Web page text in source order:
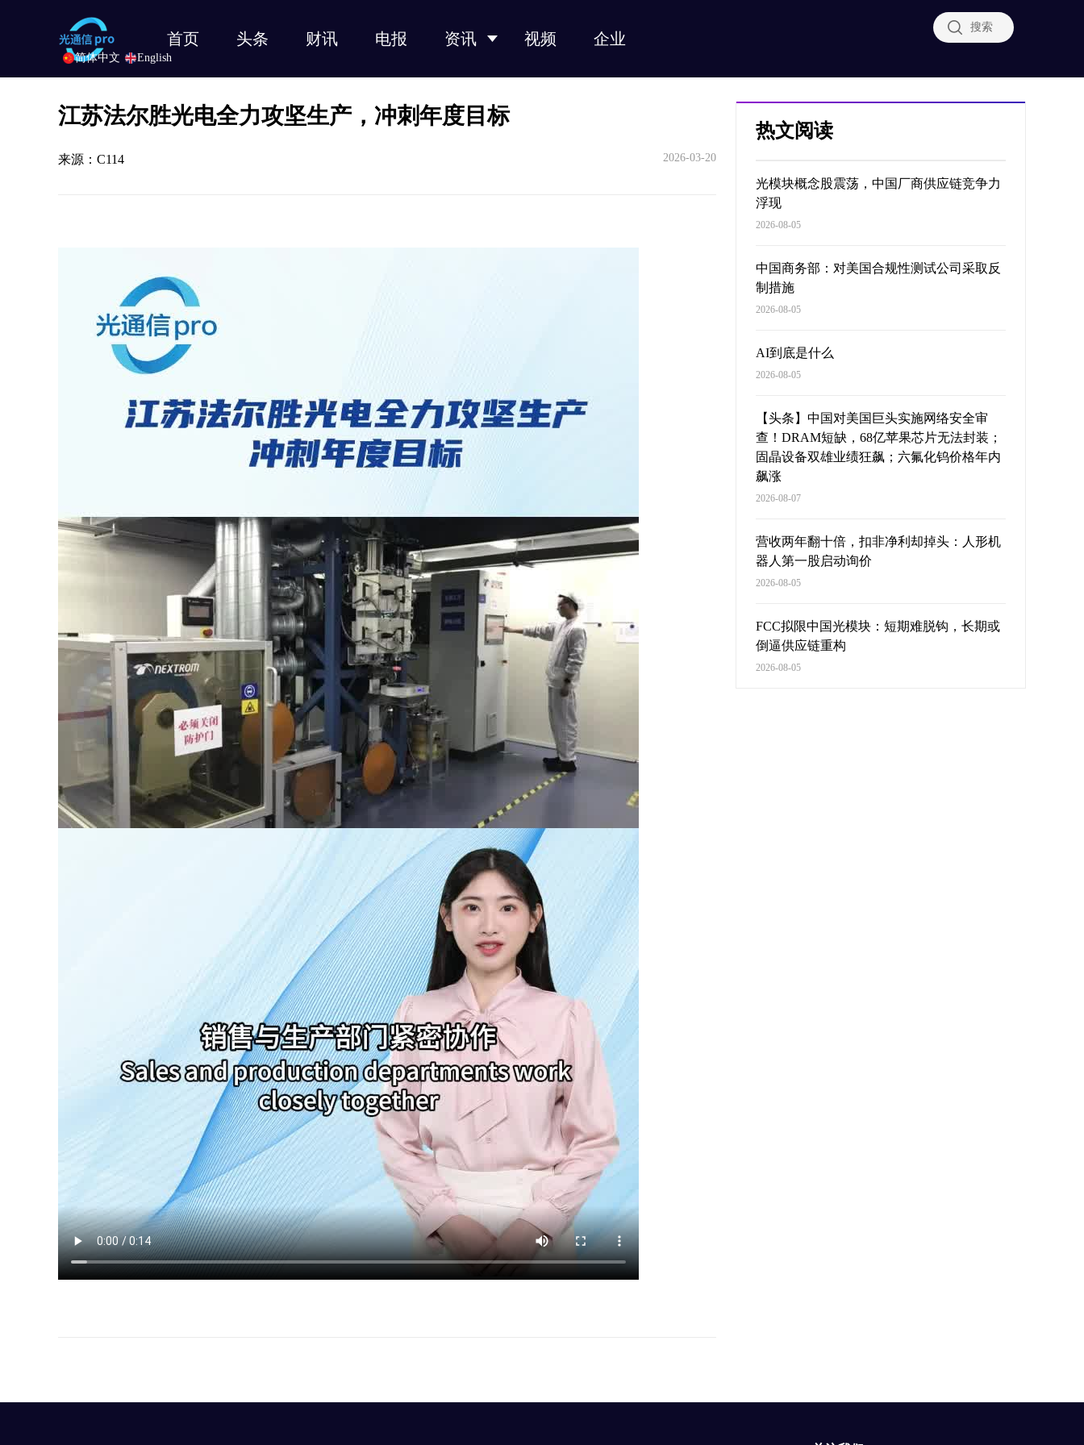
首页 头条 财讯 电报 资讯 视频 企业
搜索
江苏法尔胜光电全力攻坚生产，冲刺年度目标
来源：C114 2026-03-20
热文阅读
光模块概念股震荡，中国厂商供应链竞争力
浮现
2026-08-05
中国商务部：对美国合规性测试公司采取反
制措施
2026-08-05
AI到底是什么
2026-08-05
【头条】中国对美国巨头实施网络安全审
查！DRAM短缺，68亿苹果芯片无法封装；
固晶设备双雄业绩狂飙；六氟化钨价格年内
飙涨
2026-08-07
营收两年翻十倍，扣非净利却掉头：人形机
器人第一股启动询价
2026-08-05
FCC拟限中国光模块：短期难脱钩，长期或
倒逼供应链重构
2026-08-05
简体中文 English